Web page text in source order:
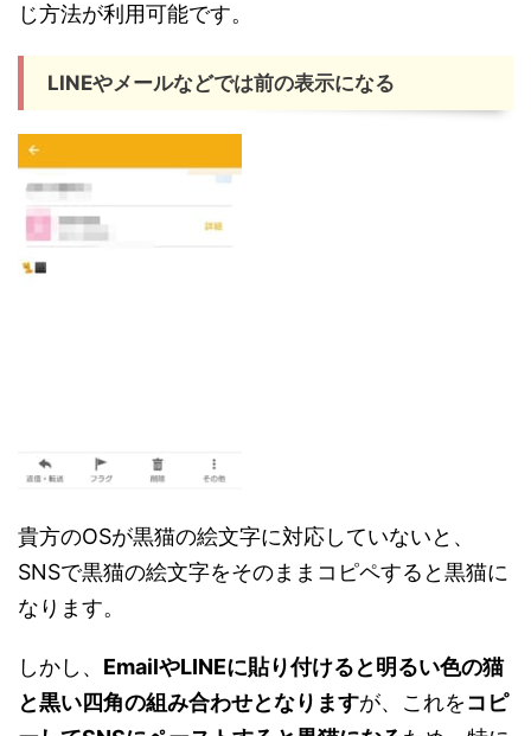
じ方法が利用可能です。
LINEやメールなどでは前の表示になる
貴方のOSが黒猫の絵文字に対応していないと、
SNSで黒猫の絵文字をそのままコピペすると黒猫に
なります。
しかし、 EmailやLINEに貼り付けると明るい色の猫
と黒い四角の組み合わせとなりますが、これをコピ